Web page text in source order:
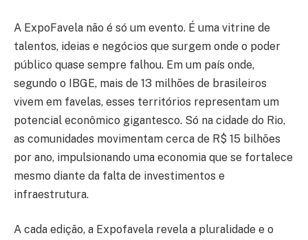
A ExpoFavela não é só um evento. É uma vitrine de
talentos, ideias e negócios que surgem onde o poder
público quase sempre falhou. Em um país onde,
segundo o IBGE, mais de 13 milhões de brasileiros
vivem em favelas, esses territórios representam um
potencial econômico gigantesco. Só na cidade do Rio,
as comunidades movimentam cerca de R$ 15 bilhões
por ano, impulsionando uma economia que se fortalece
mesmo diante da falta de investimentos e
infraestrutura.
A cada edição, a Expofavela revela a pluralidade e o